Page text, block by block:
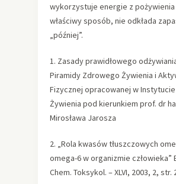
wykorzystuje energie z pożywienia
właściwy sposób, nie odkłada
„później”.
1. Zasady prawidłowego
Piramidy Zdrowego Żywienia i
Fizycznej opracowanej w
Żywienia pod kierunkiem prof. dr
Mirosława Jarosza
2. „Rola kwasów tłuszczowych
omega-6 w organizmie człowieka”
Chem. Toksykol. – XLVI, 2003, 2, str.